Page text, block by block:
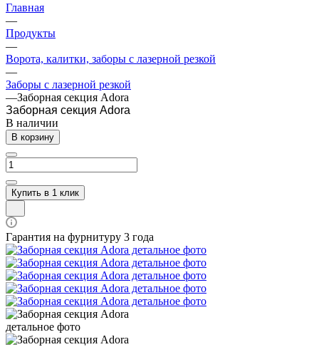
Главная
—
Продукты
—
Ворота, калитки, заборы с лазерной резкой
—
Заборы с лазерной резкой
—Заборная секция Adora
Заборная секция Adora
В наличии
В корзину
Купить в 1 клик
Гарантия на фурнитуру 3 года